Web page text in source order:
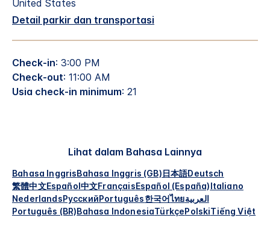
United States
Detail parkir dan transportasi
Check-in: 3:00 PM
Check-out: 11:00 AM
Usia check-in minimum: 21
Lihat dalam Bahasa Lainnya
Bahasa InggrisBahasa Inggris (GB)日本語Deutsch
繁體中文Español中文FrançaisEspañol (España)Italiano
NederlandsРусскийPortuguês한국어ไทยالعربية
Português (BR)Bahasa IndonesiaTürkçePolskiTiếng Việt